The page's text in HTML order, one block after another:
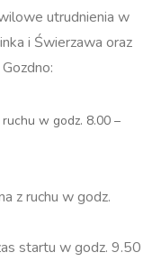
utrudnienia w
i Świerzawa oraz
w godz. 8.00 –
z ruchu w godz.
startu w godz. 9.50